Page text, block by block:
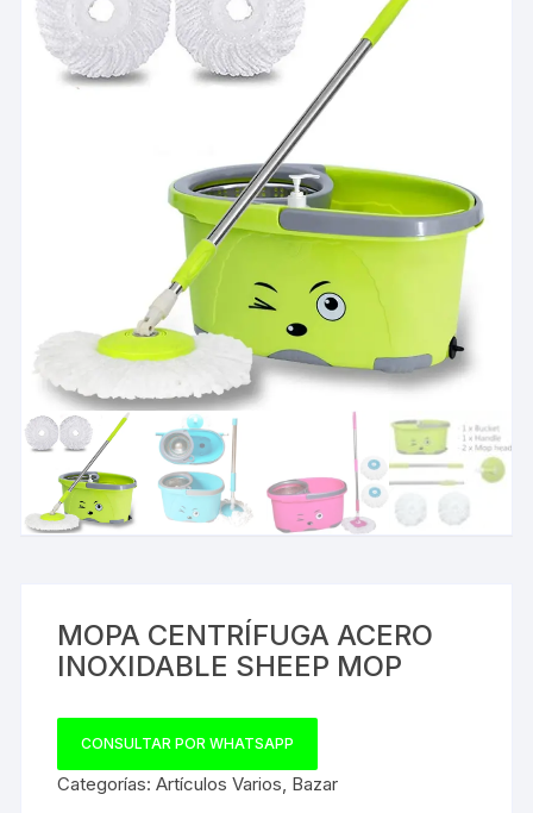
MOPA CENTRÍFUGA ACERO
INOXIDABLE SHEEP MOP
CONSULTAR POR WHATSAPP
Categorías:Artículos Varios, Bazar